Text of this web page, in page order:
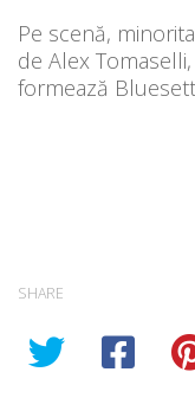
Pe scenă,
de Alex
formează
SHARE